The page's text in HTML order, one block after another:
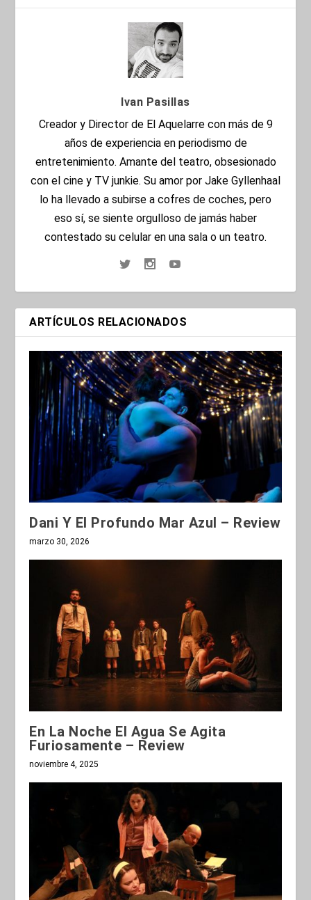
Ivan Pasillas
Creador y Director de El Aquelarre con más de 9
años de experiencia en periodismo de
entretenimiento. Amante del teatro, obsesionado
con el cine y TV junkie. Su amor por Jake Gyllenhaal
lo ha llevado a subirse a cofres de coches, pero
eso sí, se siente orgulloso de jamás haber
contestado su celular en una sala o un teatro.
ARTÍCULOS RELACIONADOS
Dani Y El Profundo Mar Azul – Review
marzo 30, 2026
En La Noche El Agua Se Agita
Furiosamente – Review
noviembre 4, 2025